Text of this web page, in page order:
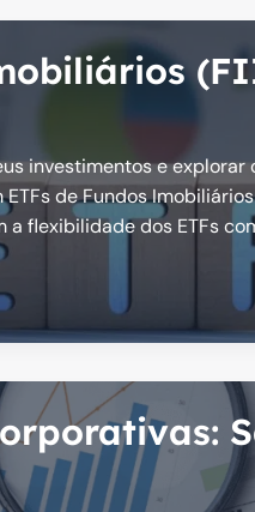
investimentos e
de Fundos
flexibilidade dos ETFs